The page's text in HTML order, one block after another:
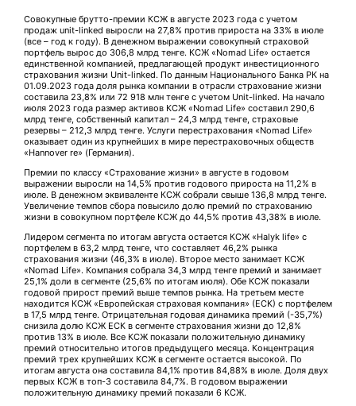
Совокупные брутто-премии КСЖ в августе 2023 года с учетом
продаж unit-linked выросли на 27,8% против прироста на 33% в июле
(все – год к году). В денежном выражении совокупный страховой
портфель вырос до 306,8 млрд тенге. КСЖ «Nomad Life» остается
единственной компанией, предлагающей продукт инвестиционного
страхования жизни Unit-linked. По данным Национального Банка РК на
01.09.2023 года доля рынка компании в отрасли страхование жизни
составила 23,8% или 72 918 млн тенге с учетом Unit-linked. На начало
июля 2023 года размер активов КСЖ «Nomad Life» составил 290,6
млрд тенге, собственный капитал – 24,3 млрд тенге, страховые
резервы – 212,3 млрд тенге. Услуги перестрахования «Nomad Life»
оказывает один из крупнейших в мире перестраховочных обществ
«Hannover re» (Германия).
Премии по классу «Страхование жизни» в августе в годовом
выражении выросли на 14,5% против годового прироста на 11,2% в
июле. В денежном эквиваленте КСЖ собрали свыше 136,8 млрд тенге.
Увеличение темпов сбора повысило долю премий по страхованию
жизни в совокупном портфеле КСЖ до 44,5% против 43,38% в июле.
Лидером сегмента по итогам августа остается КСЖ «Halyk life» с
портфелем в 63,2 млрд тенге, что составляет 46,2% рынка
страхования жизни (46,3% в июле). Второе место занимает КСЖ
«Nomad Life». Компания собрала 34,3 млрд тенге премий и занимает
25,1% доли в сегменте (25,6% по итогам июля). Обе КСЖ показали
годовой прирост премий выше темпов рынка. На третьем месте
находится КСЖ «Европейская страховая компания» (ЕСК) с портфелем
в 17,5 млрд тенге. Отрицательная годовая динамика премий (-35,7%)
снизила долю КСЖ ЕСК в сегменте страхования жизни до 12,8%
против 13% в июле. Все КСЖ показали положительную динамику
премий относительно итогов предыдущего месяца. Концентрация
премий трех крупнейших КСЖ в сегменте остается высокой. По
итогам августа она составила 84,1% против 84,88% в июле. Доля двух
первых КСЖ в топ-3 составила 84,7%. В годовом выражении
положительную динамику премий показали 6 КСЖ.